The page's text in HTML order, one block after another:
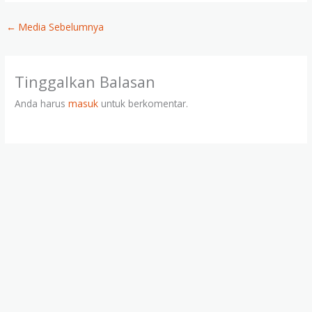
← Media Sebelumnya
Tinggalkan Balasan
Anda harusmasuk untuk berkomentar.